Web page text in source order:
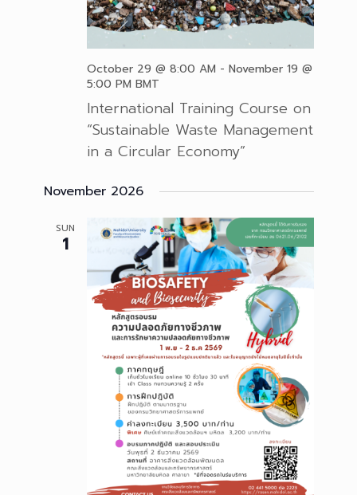
International Training Course on
“Sustainable Waste Management
in a Circular Economy”
October 29 @ 8:00 AM - November 19 @
5:00 PM BMT
November 2026
SUN
1